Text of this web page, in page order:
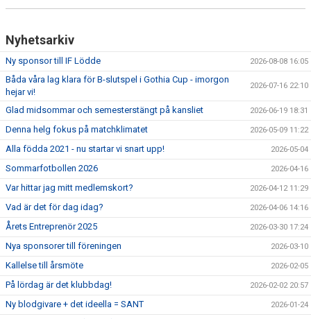
MEDLEMSFÖRMÅNER
Nyhetsarkiv
Ny sponsor till IF Lödde 2026-08-08 16:05
Båda våra lag klara för B-slutspel i Gothia Cup - imorgon
hejar vi!
2026-07-16 22:10
Glad midsommar och semesterstängt på kansliet 2026-06-19 18:31
Denna helg fokus på matchklimatet 2026-05-09 11:22
Alla födda 2021 - nu startar vi snart upp! 2026-05-04
Sommarfotbollen 2026 2026-04-16
Var hittar jag mitt medlemskort? 2026-04-12 11:29
Vad är det för dag idag? 2026-04-06 14:16
Årets Entreprenör 2025 2026-03-30 17:24
Nya sponsorer till föreningen 2026-03-10
Kallelse till årsmöte 2026-02-05
På lördag är det klubbdag! 2026-02-02 20:57
Ny blodgivare + det ideella = SANT 2026-01-24